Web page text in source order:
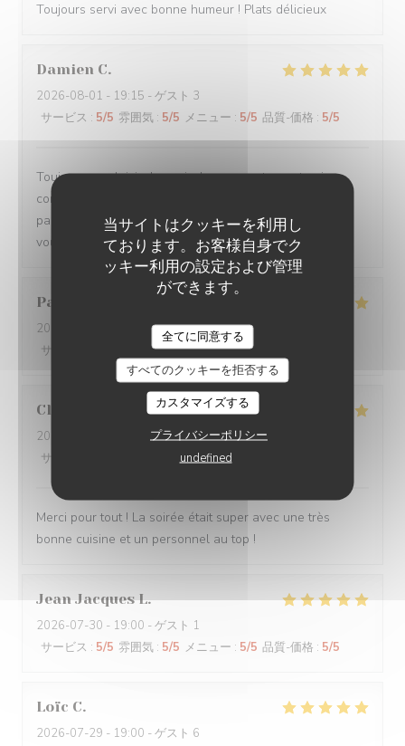
当サイトはクッキーを利用し
ております。お客様自身でク
ッキー利用の設定および管理
ができます。
全てに同意する
すべてのクッキーを拒否する
カスタマイズする
プライバシーポリシー
undefined
Toujours servi avec bonne humeur ! Plats délicieux
Damien C
2026-08-01 - 19:15 - ゲスト 3
サービス : 5/5 雰囲気 : 5/5 メニュー : 5/5 品質-価格 : 5/5
Toujours un plaisir de venir dans ce restaurant qui
commence toujours par un accueil chaleureux. Tout est
parfait si service à la cuisine. Ne changez rien Merci à
vous
Pascal
2026-07-31
- 20:45 - ゲスト 2
サービス
雰囲気:5/5 メニュー:5/5
Claire
2026-07-30
- 20:30 - ゲスト 4
サービス
/5 メニュー:
Merci pour tout ! La soirée était super avec une très
bonne cuisine et un personnel au top !
Jean Jacques L
2026-07-30 - 19:00 - ゲスト 1
サービス : 5/5 雰囲気 : 5/5 メニュー : 5/5 品質-価格 : 5/5
Loïc C
2026-07-29 - 19:00 - ゲスト 6